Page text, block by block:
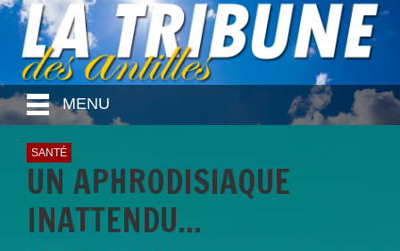
MENU
SANTÉ
UN APHRODISIAQUE
INATTENDU...